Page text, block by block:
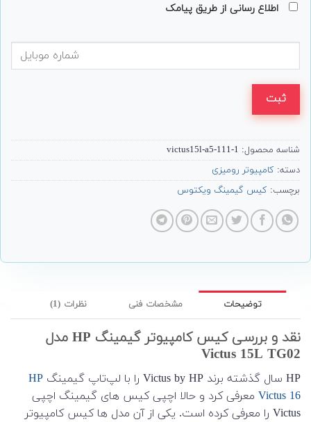
اطلاع رسانی از طریق پیامک
ثبت
شناسه محصول: victus15l-a5-111-1
دسته: کامپیوتر رومیزی
برچسب: کیس گیمینگ ویکتوس
توضیحات مشخصات فنی نظرات (1)
نقد و بررسی کیس کامپیوتر گیمینگ HP مدل
Victus 15L TG02
HP سال گذشته برند Victus by HP را با لپ‌تاپ گیمینگ
HP
Victus 16 معرفی کرد و حالا اچپی کیس های گیمینگ اچپی
Victus را معرفی کرده است. یکی از آن مدل ها کیس کامپیوتر